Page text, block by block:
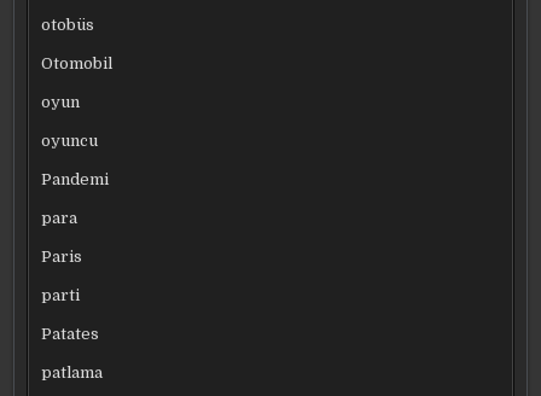
otobüs
Otomobil
oyun
oyuncu
Pandemi
para
Paris
parti
Patates
patlama